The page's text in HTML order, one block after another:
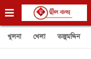
খুলনা খেলা তজুমদ্দিন